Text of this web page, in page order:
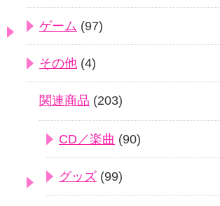
ゲーム (97)
その他 (4)
関連商品 (203)
CD／楽曲 (90)
グッズ (99)